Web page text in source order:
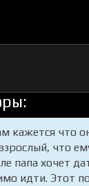
кажется что
что
папа хочет
идти. Этот